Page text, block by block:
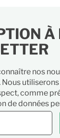
À
nos
comme
de données